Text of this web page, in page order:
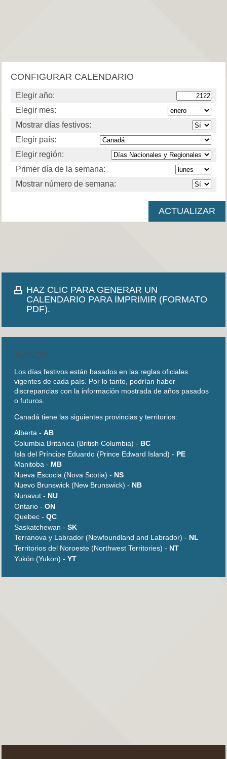
CONFIGURAR CALENDARIO
Elegir año:
Elegir mes:
Mostrar días festivos:
Elegir país:
Elegir región:
Primer día de la semana:
Mostrar número de semana:
HAZ CLIC PARA GENERAR UN
CALENDARIO PARA IMPRIMIR (FORMATO
PDF).
AVISOS
Los días festivos están basados en las reglas oficiales
vigentes de cada país. Por lo tanto, podrían haber
discrepancias con la información mostrada de años pasados
o futuros.
Canadá tiene las siguientes provincias y territorios:
Alberta - AB
Columbia Británica (British Columbia) - BC
Isla del Príncipe Eduardo (Prince Edward Island) - PE
Manitoba - MB
Nueva Escocia (Nova Scotia) - NS
Nuevo Brunswick (New Brunswick) - NB
Nunavut - NU
Ontario - ON
Quebec - QC
Saskatchewan - SK
Terranova y Labrador (Newfoundland and Labrador) - NL
Territorios del Noroeste (Northwest Territories) - NT
Yukón (Yukon) - YT